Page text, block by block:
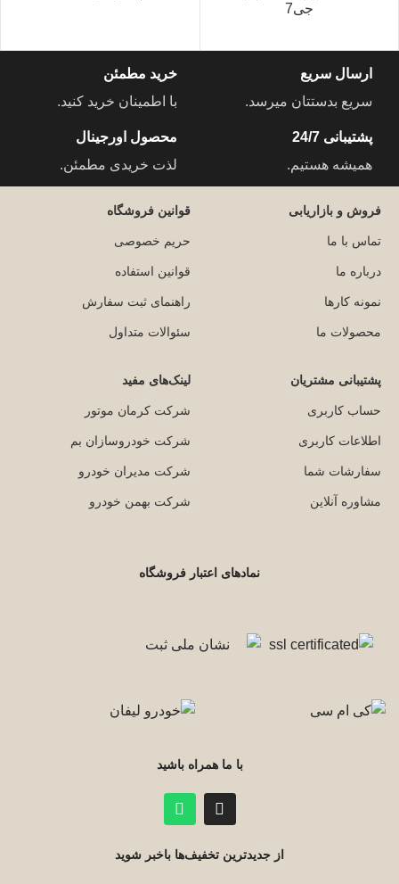
جی7
ارسال سریع
سریع بدستتان میرسد.
خرید مطمئن
با اطمینان خرید کنید.
پشتیبانی 24/7
همیشه هستیم.
محصول اورجینال
لذت خریدی مطمئن.
فروش و بازاریابی
تماس با ما
درباره ما
نمونه کارها
محصولات ما
قوانین فروشگاه
حریم خصوصی
قوانین استفاده
راهنمای ثبت سفارش
سئوالات متداول
پشتیبانی مشتریان
حساب کاربری
اطلاعات کاربری
سفارشات شما
مشاوره آنلاین
لینک‌های مفید
شرکت کرمان موتور
شرکت خودروسازان بم
شرکت مدیران خودرو
شرکت بهمن خودرو
نمادهای اعتبار فروشگاه
با ما همراه باشید
از جدیدترین تخفیف‌ها باخبر شوید